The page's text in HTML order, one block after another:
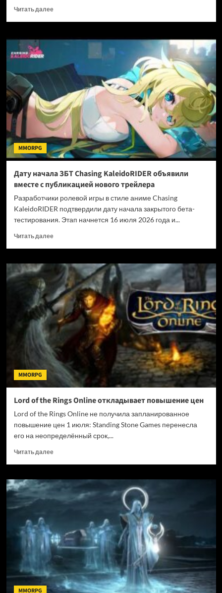
Читать далееПрочитать
героя
Revival
MMORPG
Дату начала ЗБТ Chasing KaleidoRIDER объявили
вместе с публикацией нового трейлера
Разработчики ролевой игры в стиле аниме Chasing
KaleidoRIDER подтвердили дату начала закрытого бета-
тестирования. Этап начнется 16 июля 2026 года и...
Читать далееПрочитать
Дату
начала
ЗБТ
Chasing
KaleidoRIDER
объявили
вместе
с
публикацией
нового
трейлера
MMORPG
Lord of the Rings Online откладывает повышение цен
Lord of the Rings Online не получила запланированное
повышение цен 1 июля: Standing Stone Games перенесла
его на неопределённый срок,...
Читать далееПрочитать
Lord
the
откладывает
повышение
цен
MMORPG